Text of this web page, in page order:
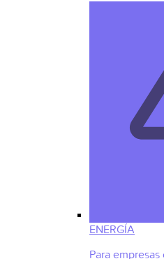
ENERGÍA
Para